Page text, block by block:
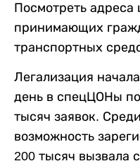
Посмотреть адреса
принимающих
транспортных
Легализация
день в спецЦОНы
тысяч заявок.
возможность
200 тысяч вызвала